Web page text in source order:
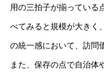
用の三拍子が揃っている
べてみると規模が大きく
の統一感において、訪問
また、保存の点で自治体